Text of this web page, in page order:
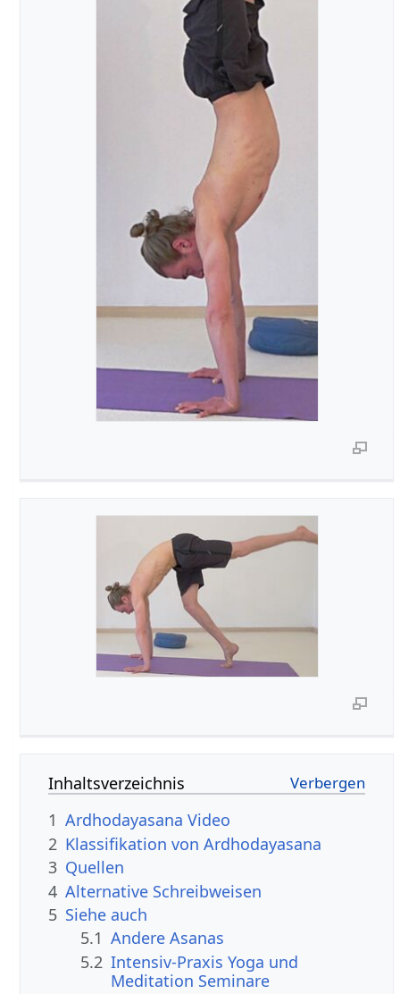
Inhaltsverzeichnis
1 Ardhodayasana Video
2 Klassifikation von Ardhodayasana
3 Quellen
4 Alternative Schreibweisen
5 Siehe auch
5.1 Andere Asanas
5.2 Intensiv-Praxis Yoga und
Meditation Seminare